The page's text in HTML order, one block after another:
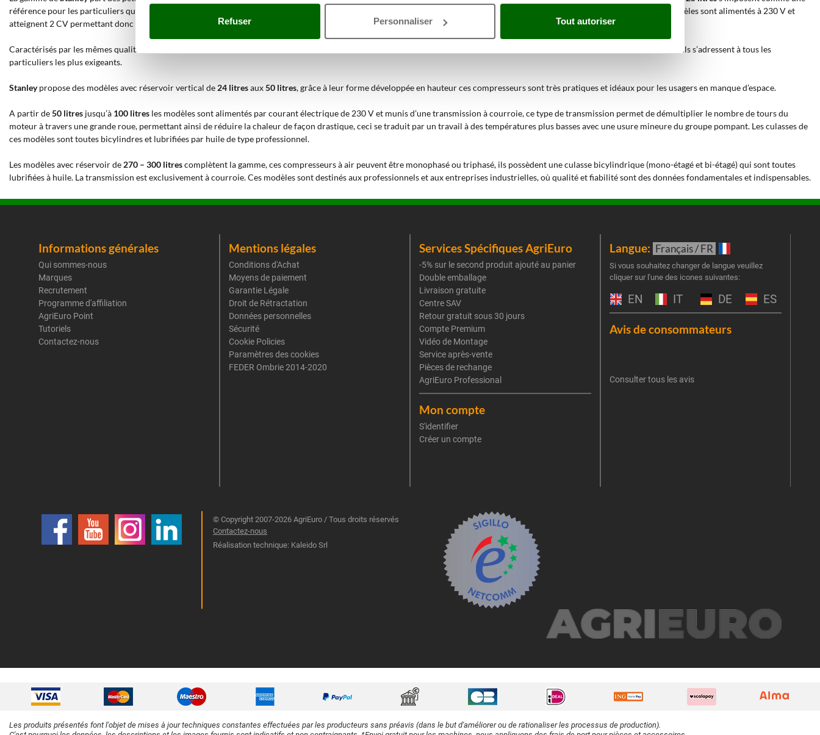
Refuser Personnaliser Tout autoriser
référence pour les particuliers qui recherchent un appareil petit et fiable mais en même temps capables d’alimenter un bon nombre d’outils à air comprimé. Les moteurs de ces modèles sont alimentés à 230 V et
atteignent 2 CV permettant donc aux groupes pompants (lubrifiés à huile ou oilless) de travailler au mieux.
Caractérisés par les mêmes qualités que les précédents mais destinés à ceux qui recherchent des sessions de travail plus intenses più intense les modèles avec réservoir de
ils s’adressent à tous les
particuliers les plus exigeants.
Stanleypropose des modèles avec réservoir vertical de 24 litresaux50 litres, grâce à leur forme développée en hauteur ces compresseurs sont très pratiques et idéaux pour les usagers en manque d’espace.
A partir de50 litres jusqu’à 100 litres les modèles sont alimentés par courant électrique de 230 V et munis d’une transmission à courroie, ce type de transmission permet de démultiplier le nombre de tours du
moteur à travers une grande roue, permettant ainsi de réduire la chaleur de façon drastique, ceci se traduit par un travail à des températures plus basses avec une usure mineure du groupe pompant. Les culasses de
ces modèles sont toutes bicylindres et lubrifiées par huile de type professionnel.
Les modèles avec réservoir de 270 – 300 litrescomplètent la gamme, ces compresseurs à air peuvent être monophasé ou triphasé, ils possèdent une culasse bicylindrique (mono-étagé et bi-étagé) qui sont toutes
lubrifiées à huile. La transmission est exclusivement à courroie. Ces modèles sont destinés aux professionnels et aux entreprises industrielles, où qualité et fiabilité sont des données fondamentales et indispensables.
Informations générales
Qui sommes-nous
Marques
Recrutement
Programme d'affiliation
AgriEuro Point
Tutoriels
Contactez-nous
Mentions légales
Conditions d'Achat
Moyens de paiement
Garantie Légale
Droit de Rétractation
Données personnelles
Sécurité
Cookie Policies
Paramètres des cookies
FEDER Ombrie 2014-2020
Services Spécifiques AgriEuro
-5% sur le second produit ajouté au panier
Double emballage
Livraison gratuite
Centre SAV
Retour gratuit sous 30 jours
Compte Premium
Vidéo de Montage
Service après-vente
Pièces de rechange
AgriEuro Professional
Mon compte
S'identifier
Créer un compte
Langue: Français / FR
Si vous souhaitez changer de langue veuillez
cliquer sur l'une des icones suivantes:
EN IT DE ES
Avis de consommateurs
Consulter tous les avis
© Copyright 2007-2026 AgriEuro / Tous droits réservés
Contactez-nous
Réalisation technique: Kaleido Srl
Les produits présentés font l'objet de mises à jour techniques constantes effectuées par les producteurs sans préavis (dans le but d'améliorer ou de rationaliser les processus de production).